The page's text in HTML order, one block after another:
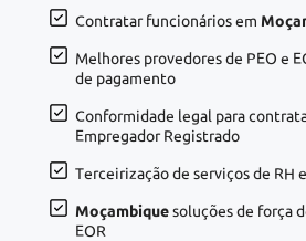
Contratar funcionários em
Melhores provedores de PEO e
de pagamento
Conformidade legal para
Empregador Registrado
Terceirização de serviços de RH
Moçambiquesoluções de força
EOR